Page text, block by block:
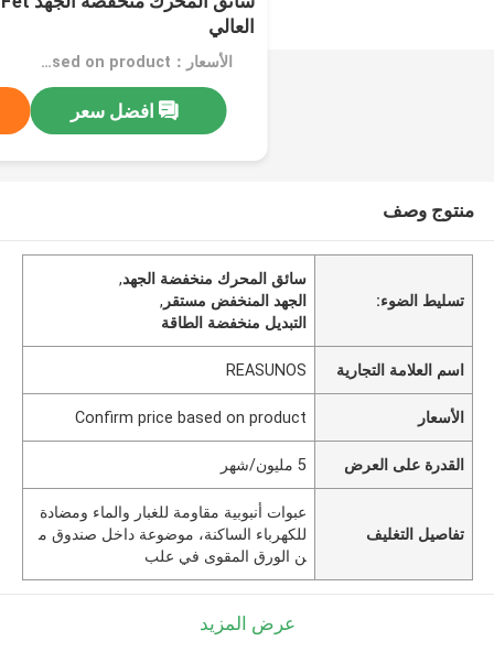
العالي
الأسعار：Confirm price based on product
افضل سعر
منتوج وصف
تسليط الضوء:
سائق المحرك منخفضة الجهد,
الجهد المنخفض مستقر ,
التبديل منخفضة الطاقة
اسم العلامة التجارية REASUNOS
الأسعار Confirm price based on product
القدرة على العرض 5 مليون/شهر
تفاصيل التغليف
عبوات أنبوبية مقاومة للغبار والماء ومضادة
للكهرباء الساكنة، موضوعة داخل صندوق م
ن الورق المقوى في علب
عرض المزيد